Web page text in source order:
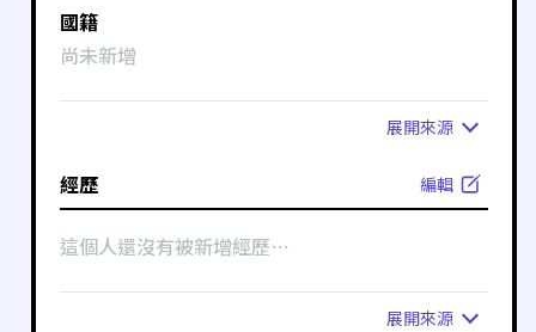
國籍
尚未新增
展開來源
經歷 編輯
這個人還沒有被新增經歷⋯
展開來源